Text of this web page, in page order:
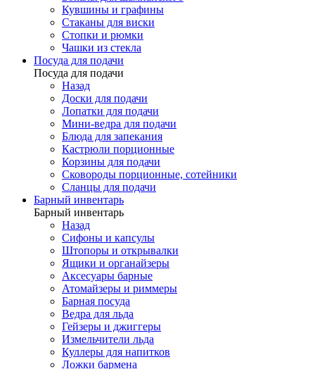
Кувшины и графины
Стаканы для виски
Стопки и рюмки
Чашки из стекла
Посуда для подачи
Посуда для подачи
Назад
Доски для подачи
Лопатки для подачи
Мини-ведра для подачи
Блюда для запекания
Кастрюли порционные
Корзины для подачи
Сковороды порционные, сотейники
Сланцы для подачи
Барный инвентарь
Барный инвентарь
Назад
Сифоны и капсулы
Штопоры и открывалки
Ящики и органайзеры
Аксесуары барные
Атомайзеры и риммеры
Барная посуда
Ведра для льда
Гейзеры и джиггеры
Измельчители льда
Куллеры для напитков
Ложки бармена